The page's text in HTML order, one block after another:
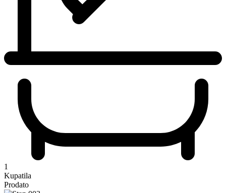
1
Kupatila
Prodato